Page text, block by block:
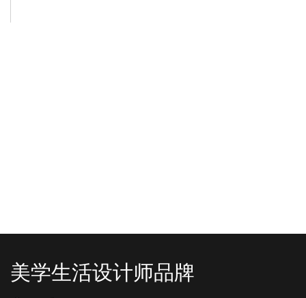
美学生活设计师品牌